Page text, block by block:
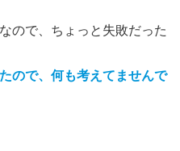
ので、ちょっと失敗だった
ので、何も考えてませんで